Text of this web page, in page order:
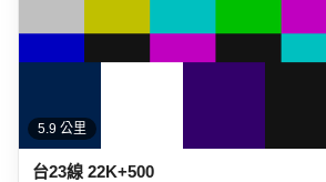
5.9 公里
台23線 22K+500